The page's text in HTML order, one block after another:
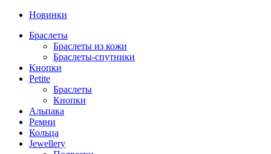
Новинки
Браслеты
Браслеты из кожи
Браслеты-спутники
Кнопки
Petite
Браслеты
Кнопки
Альпака
Ремни
Кольца
Jewellery